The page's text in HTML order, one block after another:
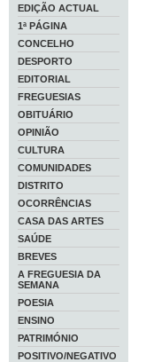
EDIÇÃO ACTUAL
1ª PÁGINA
CONCELHO
DESPORTO
EDITORIAL
FREGUESIAS
OBITUÁRIO
OPINIÃO
CULTURA
COMUNIDADES
DISTRITO
OCORRÊNCIAS
CASA DAS ARTES
SAÚDE
BREVES
A FREGUESIA DA
SEMANA
POESIA
ENSINO
PATRIMÓNIO
POSITIVO/NEGATIVO